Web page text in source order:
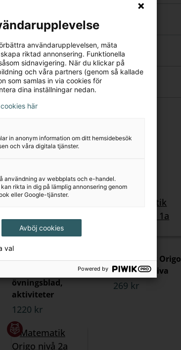
Matematik Origo
övningsblad,
aktiviteter
1220 kr
Matematik Origo
nivå 1a Skriva
269 kr
användarupplevelsen, mäta
riktad annonsering. Funktionella
sidnavigering. När du klickar på
och våra partners (genom så kallade
som samlas in via cookies för
dina inställningar nedan.
här
in anonym information om ditt hemsidebesök
och våra digitala tjänster.
användning av webbplats och e-handel.
rikta in dig på lämplig annonsering genom
eller Google-tjänster.
Avböj cookies
val
Powered by